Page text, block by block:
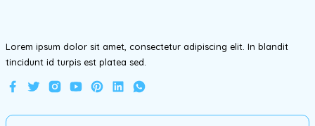
Lorem ipsum dolor sit amet, consectetur adipiscing elit. In blandit
tincidunt id turpis est platea sed.